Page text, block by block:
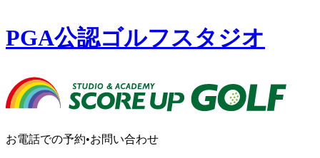
PGA公認ゴルフスタジオ
お電話での予約•お問い合わせ